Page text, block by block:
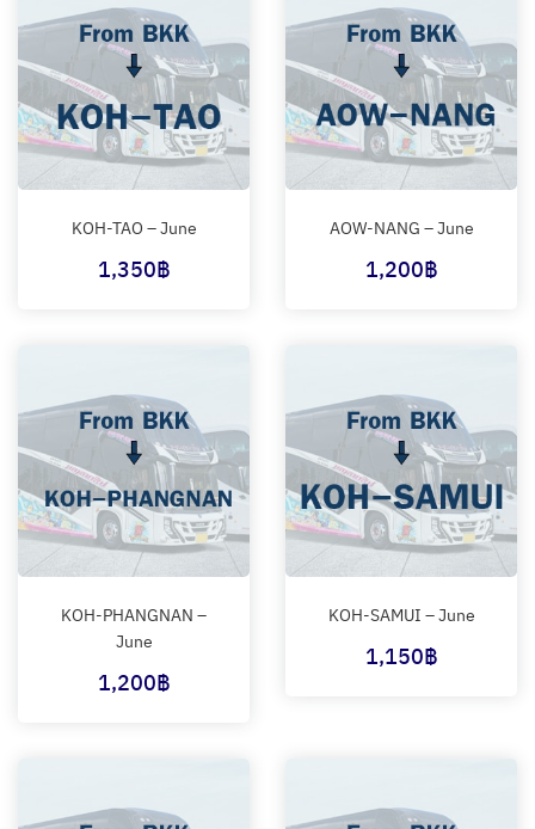
KOH-TAO – June
1,350฿
AOW-NANG – June
1,200฿
KOH-PHANGNAN –
June
1,200฿
KOH-SAMUI – June
1,150฿